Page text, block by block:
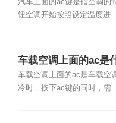
汽车上面的ac键是指空调的
钮空调开始按照设定温度进
车载空调上面的ac是
车载空调上面的ac是车载空
冷时，按下ac键的同时，需